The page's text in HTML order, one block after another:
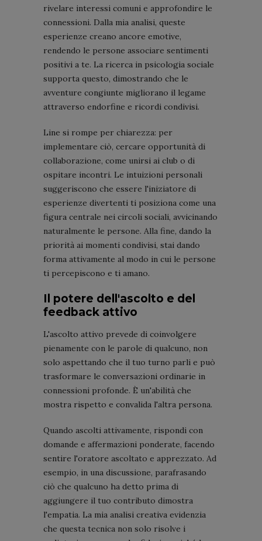
rivelare interessi comuni e approfondire le
connessioni. Dalla mia analisi, queste
esperienze creano ancore emotive,
rendendo le persone associare sentimenti
positivi a te. La ricerca in psicologia sociale
supporta questo, dimostrando che le
avventure congiunte migliorano il legame
attraverso endorfine e ricordi condivisi.
Line si rompe per chiarezza: per
implementare ciò, cercare opportunità di
collaborazione, come unirsi ai club o di
ospitare incontri. Le intuizioni personali
suggeriscono che essere l'iniziatore di
esperienze divertenti ti posiziona come una
figura centrale nei circoli sociali, avvicinando
naturalmente le persone. Alla fine, dando la
priorità ai momenti condivisi, stai dando
forma attivamente al modo in cui le persone
ti percepiscono e ti amano.
Il potere dell'ascolto e del
feedback attivo
L'ascolto attivo prevede di coinvolgere
pienamente con le parole di qualcuno, non
solo aspettando che il tuo turno parli e può
trasformare le conversazioni ordinarie in
connessioni profonde. È un'abilità che
mostra rispetto e convalida l'altra persona.
Quando ascolti attivamente, rispondi con
domande e affermazioni ponderate, facendo
sentire l'oratore ascoltato e apprezzato. Ad
esempio, in una discussione, parafrasando
ciò che qualcuno ha detto prima di
aggiungere il tuo contributo dimostra
l'empatia. La mia analisi creativa evidenzia
che questa tecnica non solo risolve i